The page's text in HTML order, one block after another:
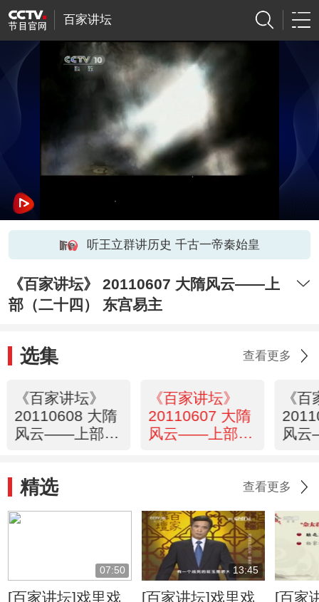
百家讲坛
听王立群讲历史 千古一帝秦始皇
《百家讲坛》 20110607 大隋风云——上
部（二十四） 东宫易主
选集 查看更多
《百家讲坛》
20110608 大隋
风云——上部
《百家讲坛》
20110607 大隋
风云——上部
《
风
精选 查看更多
07:50
[百家讲坛]戏里戏
13:45
[百家讲坛]戏里戏
[百家